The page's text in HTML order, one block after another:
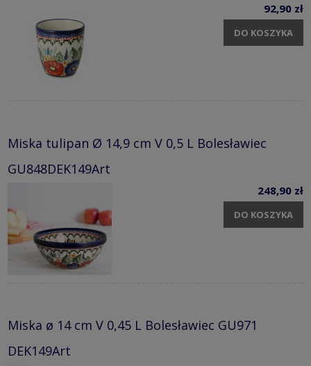
92,90 zł
DO KOSZYKA
Miska tulipan Ø 14,9 cm V 0,5 L Bolesławiec
GU848DEK149Art
248,90 zł
DO KOSZYKA
Miska ø 14 cm V 0,45 L Bolesławiec GU971
DEK149Art